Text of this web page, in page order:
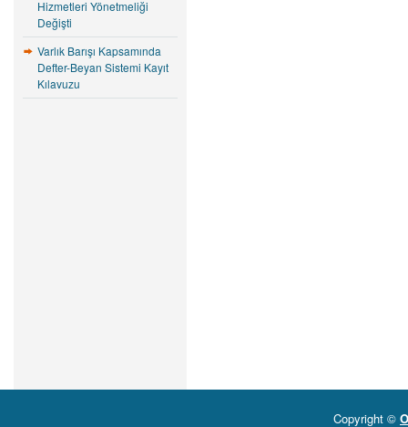
Hizmetleri Yönetmeliği
Değişti
Varlık Barışı Kapsamında
Defter-Beyan Sistemi Kayıt
Kılavuzu
Copyright ©